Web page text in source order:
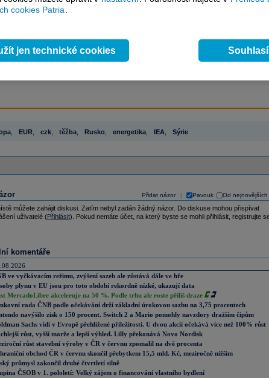
a v plné verzi.
mailové zpravodajství,data z finančních trhů v reálném čase, kompletní
servis
časových řad ke stažení,
, EUR, czk, těžba, Rusko, energetika, IEA Sýrie
Přidat názor Pavouk Od nejnovějších
můžete zahájit diskusi. Zatím nebyl zadán žádný názor. Do diskuse mohou přispívat
uživatelé (Přihlásit). Pokud nemáte účet, na který byste se mohli přihlásit, registrujte
komentáře
ve vyčkávacím režimu, zvýšení sazeb ale zůstává dále ve hře
plynu v EU jsou pro toto období rekordně nízké, ukazují data
MercadoLibre akceleruje na 50 %. Podle trhu ale roste příliš draze
rada ČNB podle očekávání drží základní úrokovou sazbu na 3,75 procentech
navýšilo zisk o 150 procent. Switch 2 a Mario pomohly navzdory dražším čipům
Sachs vidí v Evropě přehlížené příležitosti. U dvou akcií očekává více než 100% růst
růst, vyšší marže a lepší výhled. Lilly překonává Novo Nordisk
růst stavební výroby v ČR v červnu zpomalil na dvě procenta
obchod ČR v červnu skončil přebytkem 15,5 mld. Kč, meziročně nižším
průmysl zakončil druhé čtvrtletí silně
ČSOB v 1. pololetí: Velký zájem o financování vlastního bydlení
cookies Patria.
jen technické cookies